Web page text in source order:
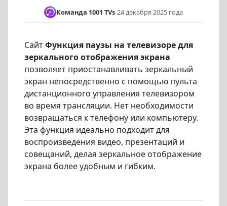
Команда 1001 TVs-24 декабря 2025 года
СайтФункция паузы на телевизоре для
зеркального отображения экрана
позволяет приостанавливать зеркальный
экран непосредственно с помощью пульта
дистанционного управления телевизором
во время трансляции. Нет необходимости
возвращаться к телефону или компьютеру.
Эта функция идеально подходит для
воспроизведения видео, презентаций и
совещаний, делая зеркальное отображение
экрана более удобным и гибким.